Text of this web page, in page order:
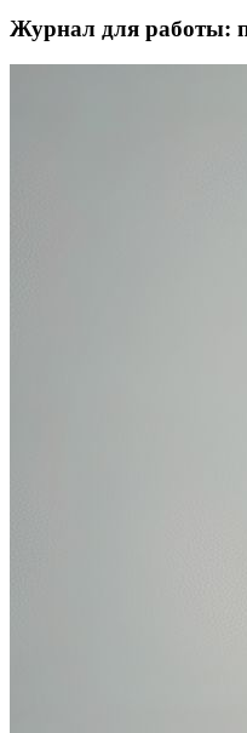
Журнал для работы: